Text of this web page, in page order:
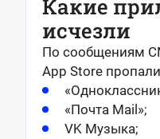
Какие
исчезли
По сообщениям
App Store
«Почта Mail»;
VK Музыка;